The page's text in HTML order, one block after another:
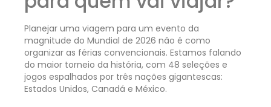
Planejar uma viagem para um evento da
magnitude do Mundial de 2026 não é como
organizar as férias convencionais. Estamos falando
do maior torneio da história, com 48 seleções e
jogos espalhados por três nações gigantescas:
Estados Unidos, Canadá e México.